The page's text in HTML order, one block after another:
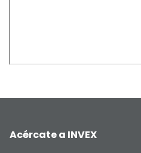
Acércate a INVEX